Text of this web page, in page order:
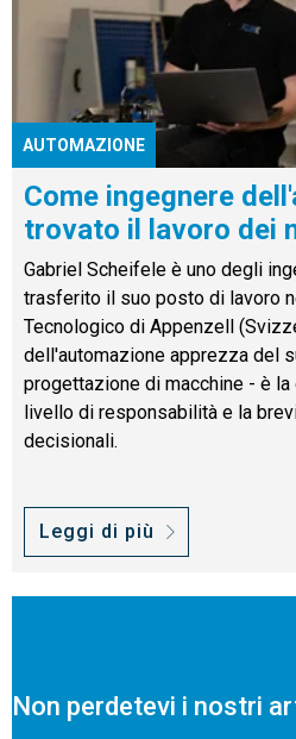
AUTOMAZIONE
Come ingegnere
trovato il lavoro dei
Gabriel Scheifele è uno degli
trasferito il suo posto di lavoro
Tecnologico di Appenzell
dell'automazione apprezza del
progettazione di macchine - è la
livello di responsabilità e la
decisionali.
Leggi di più
Non perdetevi i nostri